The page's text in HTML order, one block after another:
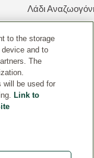
ΔΕΊΤΕ ΤΟ
Λάδι
to the storage
and to
The
will be used for
Link to